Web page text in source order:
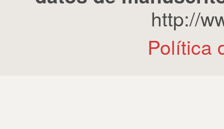
http://
Política